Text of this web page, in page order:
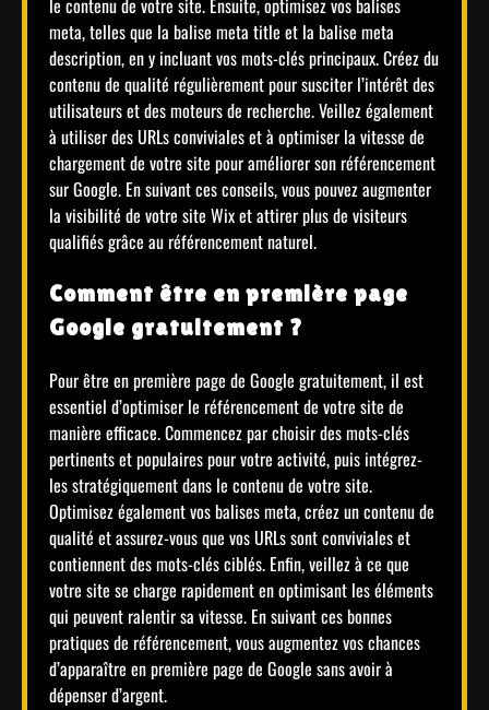
meta, telles que la balise meta title et la balise meta
description, en y incluant vos mots-clés principaux. Créez du
contenu de qualité régulièrement pour susciter l’intérêt des
utilisateurs et des moteurs de recherche. Veillez également
à utiliser des URLs conviviales et à optimiser la vitesse de
chargement de votre site pour améliorer son référencement
sur Google. En suivant ces conseils, vous pouvez augmenter
la visibilité de votre site Wix et attirer plus de visiteurs
qualifiés grâce au référencement naturel.
Comment être en première page
Google gratuitement ?
Pour être en première page de Google gratuitement, il est
essentiel d’optimiser le référencement de votre site de
manière efficace. Commencez par choisir des mots-clés
pertinents et populaires pour votre activité, puis intégrez-
les stratégiquement dans le contenu de votre site.
Optimisez également vos balises meta, créez un contenu de
qualité et assurez-vous que vos URLs sont conviviales et
contiennent des mots-clés ciblés. Enfin, veillez à ce que
votre site se charge rapidement en optimisant les éléments
qui peuvent ralentir sa vitesse. En suivant ces bonnes
pratiques de référencement, vous augmentez vos chances
d’apparaître en première page de Google sans avoir à
dépenser d’argent.